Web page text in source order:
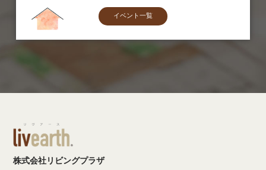
イベント一覧
株式会社リビングプラザ